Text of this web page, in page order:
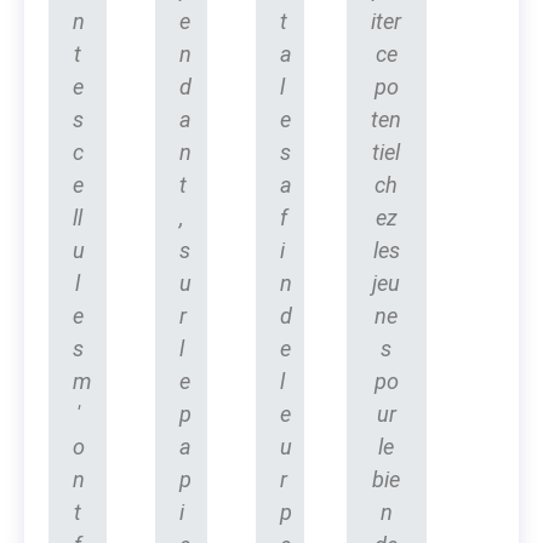
n
t
e
s
c
e
ll
u
l
e
s
m
'
o
n
t
e
n
d
a
n
t
,
s
u
r
l
e
p
a
p
i
t
a
l
e
s
a
f
i
n
d
e
l
e
u
r
p
iter
ce
po
ten
tiel
ch
ez
les
jeu
ne
s
po
ur
le
bie
n